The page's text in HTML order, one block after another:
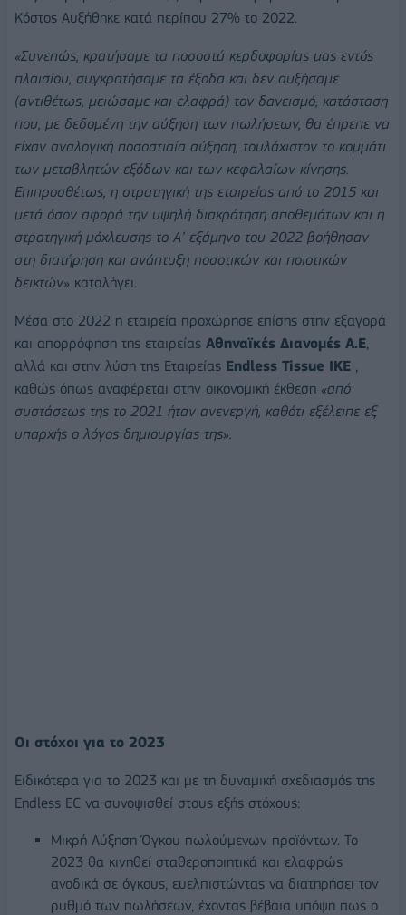
Κόστος Αυξήθηκε κατά περίπου 27% το 2022.
«Συνεπώς, κρατήσαμε τα ποσοστά κερδοφορίας μας εντός
πλαισίου, συγκρατήσαμε τα έξοδα και δεν αυξήσαμε
(αντιθέτως, μειώσαμε και ελαφρά) τον δανεισμό, κατάσταση
που, με δεδομένη την αύξηση των πωλήσεων, θα έπρεπε να
είχαν αναλογική ποσοστιαία αύξηση, τουλάχιστον το κομμάτι
των μεταβλητών εξόδων και των κεφαλαίων κίνησης.
Επιπροσθέτως, η στρατηγική της εταιρείας από το 2015 και
μετά όσον αφορά την υψηλή διακράτηση αποθεμάτων και η
στρατηγική μόχλευσης το Α’ εξάμηνο του 2022 βοήθησαν
στη διατήρηση και ανάπτυξη ποσοτικών και ποιοτικών
δεικτών» καταλήγει.
Μέσα στο 2022 η εταιρεία προχώρησε επίσης στην εξαγορά
και απορρόφηση της εταιρείας Αθηναϊκές Διανομές Α.Ε
αλλά και στην λύση της Εταιρείας Endless Tissue ΙΚΕ
καθώς όπως αναφέρεται στην οικονομική έκθεση «από
συστάσεως της το 2021 ήταν ανενεργή, καθότι εξέλειπε εξ
υπαρχής ο λόγος δημιουργίας της».
Οι στόχοι για το 2023
Ειδικότερα για το 2023 και με τη δυναμική σχεδιασμός της
Endless EC να συνοψισθεί στους εξής στόχους:
Μικρή Αύξηση Όγκου πωλούμενων προϊόντων. Το
2023 θα κινηθεί σταθεροποιητικά και ελαφρώς
ανοδικά σε όγκους, ευελπιστώντας να διατηρήσει τον
ρυθμό των πωλήσεων, έχοντας βέβαια υπόψη πως ο